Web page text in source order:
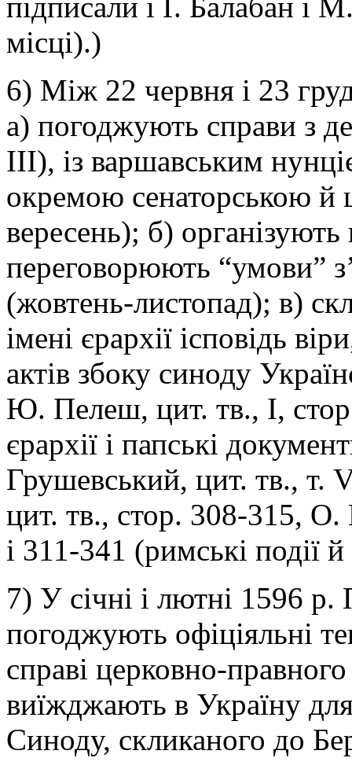
місці).)
6) Між 22 червня і 23
а) погоджують справи з
III), із варшавським
окремою сенаторською й
вересень); б)
переговорюють “умови”
(жовтень-листопад); в)
імені єрархії ісповідь
актів збоку синоду
Ю. Пелеш, цит. тв., І,
єрархії і папські
Грушевський, цит. тв., т.
цит. тв., стор. 308-315, О.
і 311-341 (римські події
7) У січні і лютні 1596
погоджують офіціяльні
справі церковно-
виїжджають в Україну
Синоду, скликаного до